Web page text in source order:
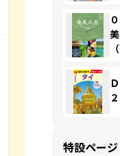
特設ページ